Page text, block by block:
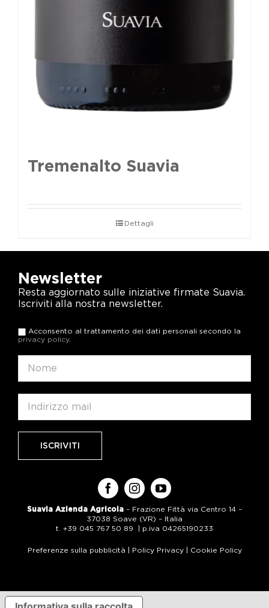
Tremenalto Suavia
Dettagli
Newsletter
Resta aggiornato sulle iniziative firmate Suavia.
Iscriviti alla nostra newsletter.
Acconsento al trattamento dei dati personali secondo la
privacy policy.
Suavia Azienda Agricola – Frazione Fittà via Centro 14 –
37038 Soave (VR) – Italia
t. +39 045 767 50 89 | p.iva 04265190233
Preferenze sulla pubblicità | Policy Privacy| Cookie Policy